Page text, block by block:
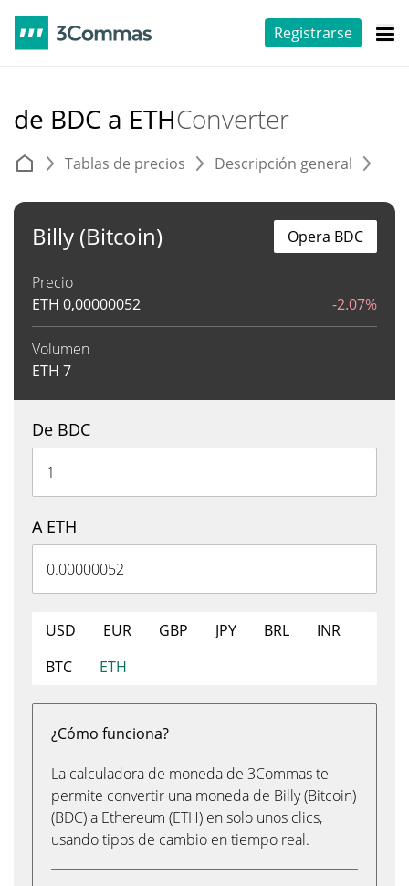
Registrarse
de BDC a ETHConverter
Tablas de precios Descripción general
Billy (Bitcoin)
Precio
ETH 0,00000052 -2.07%
Volumen
ETH 7
Opera BDC
De BDC
A ETH
USD EUR GBP JPY BRL
INR
BTC
ETH
¿Cómo funciona?
La calculadora de moneda de 3Commas te
permite convertir una moneda de Billy (Bitcoin)
(BDC) a Ethereum (ETH) en solo unos clics,
usando tipos de cambio en tiempo real.